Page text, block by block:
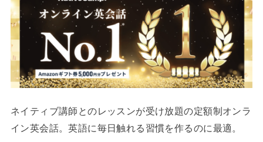
ネイティブ講師とのレッスンが受け放題の定額制オンラ
イン英会話。英語に毎日触れる習慣を作るのに最適。